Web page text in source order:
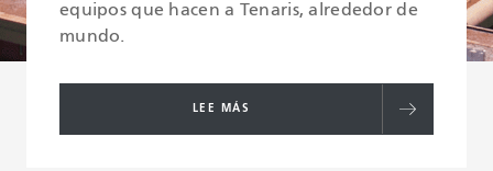
equipos que hacen a Tenaris, alrededor de
mundo.
LEE MÁS